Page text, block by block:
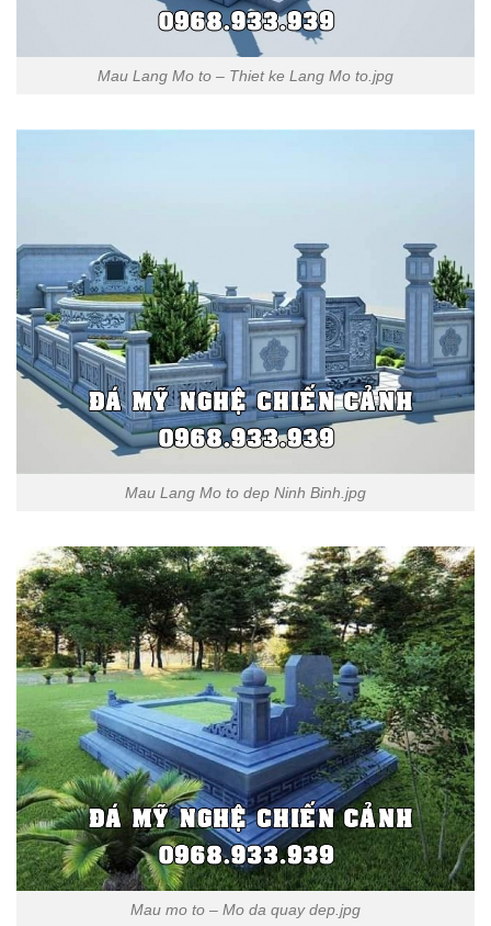
Mau Lang Mo to – Thiet ke Lang Mo to.jpg
Mau Lang Mo to dep Ninh Binh.jpg
Mau mo to – Mo da quay dep.jpg